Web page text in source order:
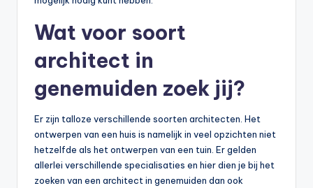
Wat voor soort
architect in
genemuiden zoek jij?
Er zijn talloze verschillende soorten architecten. Het
ontwerpen van een huis is namelijk in veel opzichten niet
hetzelfde als het ontwerpen van een tuin. Er gelden
allerlei verschillende specialisaties en hier dien je bij het
zoeken van een architect in genemuiden dan ook